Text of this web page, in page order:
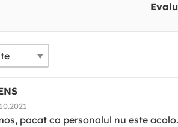
pacat ca personalul nu este